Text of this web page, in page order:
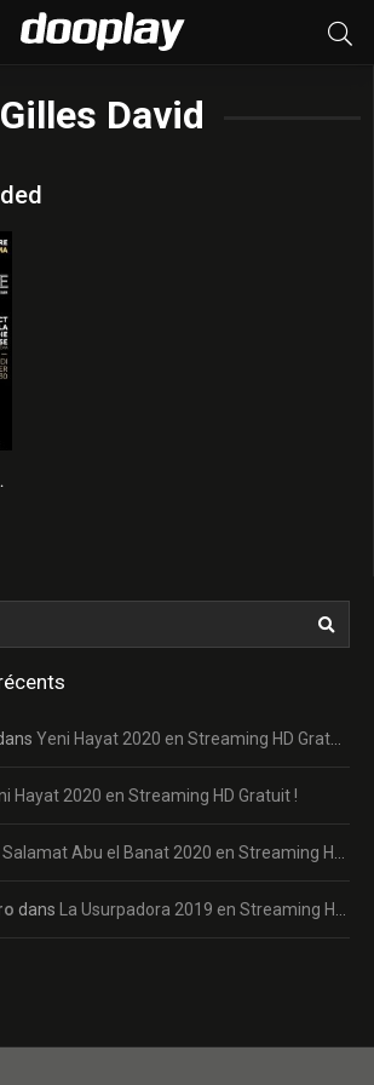
Gilles David
Gratuit !
Yeni Hayat 2020 en Streaming HD Gratuit !
Hayat 2020 en Streaming HD Gratuit !
Salamat Abu el Banat 2020 en Streaming HD Gratuit !
dans La Usurpadora 2019 en Streaming HD Gratuit !